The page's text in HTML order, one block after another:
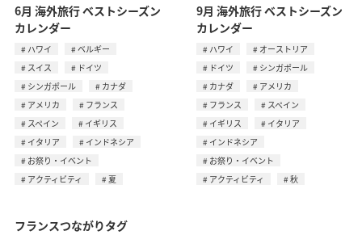
6月 海外旅行 ベストシーズン
カレンダー
ハワイ
ベルギー
スイス
ドイツ
シンガポール
カナダ
アメリカ
フランス
スペイン
イギリス
イタリア
インドネシア
お祭り・イベント
アクティビティ
夏
9月 海外旅行 ベストシーズン
カレンダー
ハワイ
オーストリア
ドイツ
シンガポール
カナダ
アメリカ
フランス
スペイン
イギリス
イタリア
インドネシア
お祭り・イベント
アクティビティ
秋
フランスつながりタグ